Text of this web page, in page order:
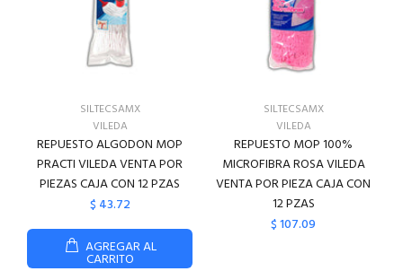
SILTECSAMX
VILEDA
REPUESTO ALGODON MOP
PRACTI VILEDA VENTA POR
PIEZAS CAJA CON 12 PZAS
$ 43.72
AGREGAR AL
CARRITO
SILTECSAMX
VILEDA
REPUESTO MOP 100%
MICROFIBRA ROSA VILEDA
VENTA POR PIEZA CAJA CON
12 PZAS
$ 107.09